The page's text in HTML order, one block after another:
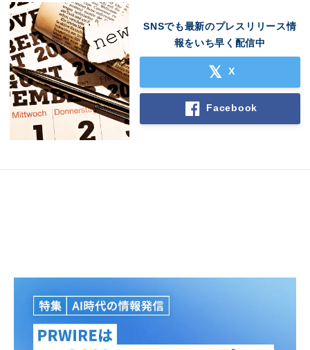
SNSでも最新のプレスリリース情
報をいち早く配信中
X
Facebook
Japanese